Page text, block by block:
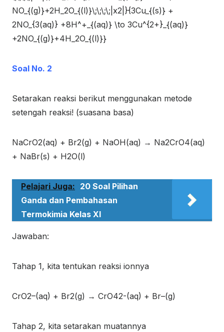
Soal No. 2
Setarakan reaksi berikut menggunakan metode
setengah reaksi! (suasana basa)
NaCrO2(aq) + Br2(g) + NaOH(aq) → Na2CrO4(aq)
+ NaBr(s) + H2O(l)
Pelajari Juga: 20 Soal Pilihan
Ganda dan Pembahasan
Termokimia Kelas XI
Jawaban:
Tahap 1, kita tentukan reaksi ionnya
CrO2–(aq) + Br2(g) → CrO42-(aq) + Br–(g)
Tahap 2, kita setarakan muatannya